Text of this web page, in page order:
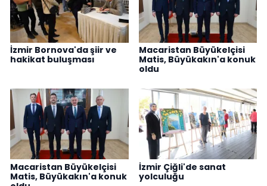
İzmir Bornova'da şiir ve
hakikat buluşması
Macaristan Büyükelçisi
Matis, Büyükakın'a konuk
oldu
Macaristan Büyükelçisi
Matis, Büyükakın'a konuk
İzmir Çiğli'de sanat
yolculuğu